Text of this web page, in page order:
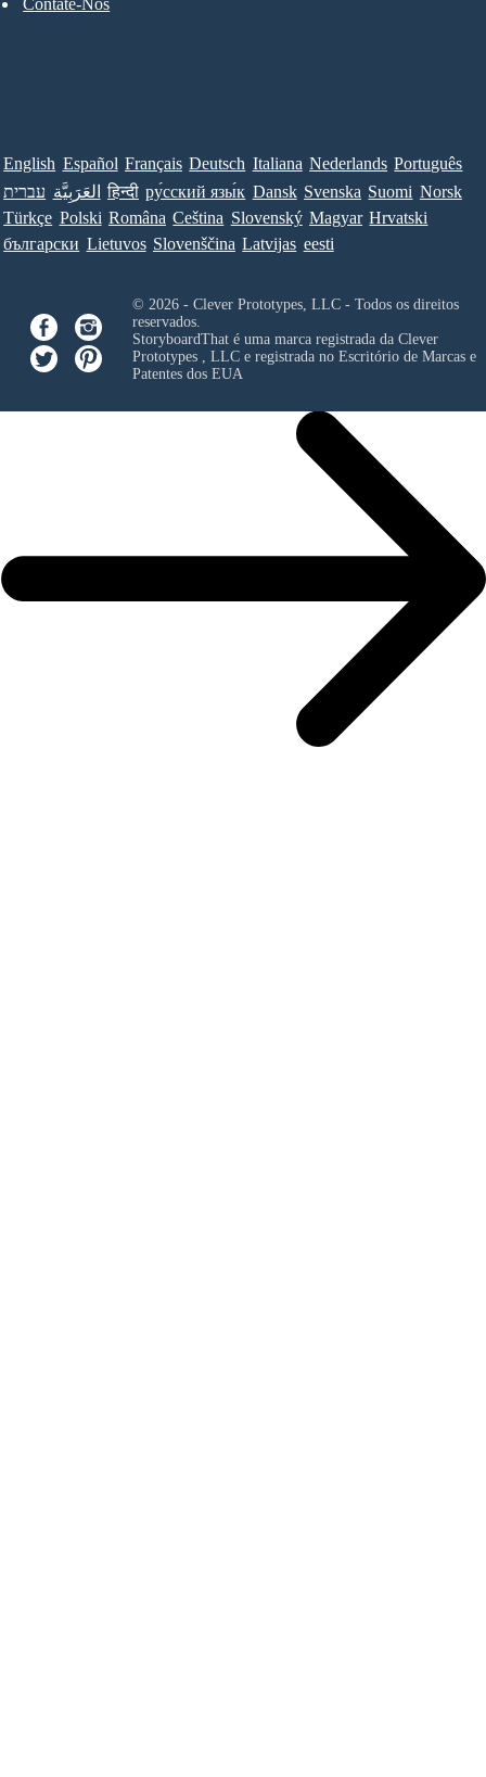
Contate-Nos
English Español Français Deutsch Italiana Nederlands Português
עברית العَرَبِيَّة हिन्दी ру́сский язы́к Dansk Svenska Suomi Norsk
Türkçe Polski Româna Ceština Slovenský Magyar Hrvatski
български Lietuvos Slovenščina Latvijas eesti
© 2026 - Clever Prototypes, LLC - Todos os direitos
reservados.
StoryboardThat é uma marca registrada da Clever
Prototypes , LLCe registrada no Escritório de Marcas e
Patentes dos EUA